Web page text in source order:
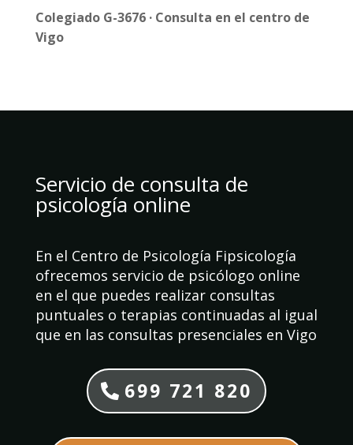
Colegiado G-3676 · Consulta en el centro de
Vigo
Servicio de consulta de
psicología online
En el Centro de Psicología Fipsicología
ofrecemos servicio de psicólogo online
en el que puedes realizar consultas
puntuales o terapias continuadas al igual
que en las consultas presenciales en Vigo
699 721 820